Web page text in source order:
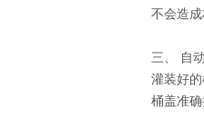
不会造
三、 自
灌装好
桶盖准